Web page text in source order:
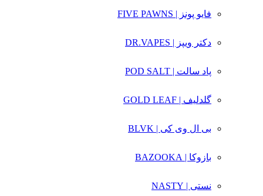
فایو پونز | FIVE PAWNS
دکتر ویپز | DR.VAPES
پاد سالت | POD SALT
گلدلیف | GOLD LEAF
بی ال وی کی | BLVK
بازوکا | BAZOOKA
نستی | NASTY